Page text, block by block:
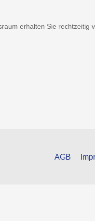
erhalten Sie rechtzeitig
AGB